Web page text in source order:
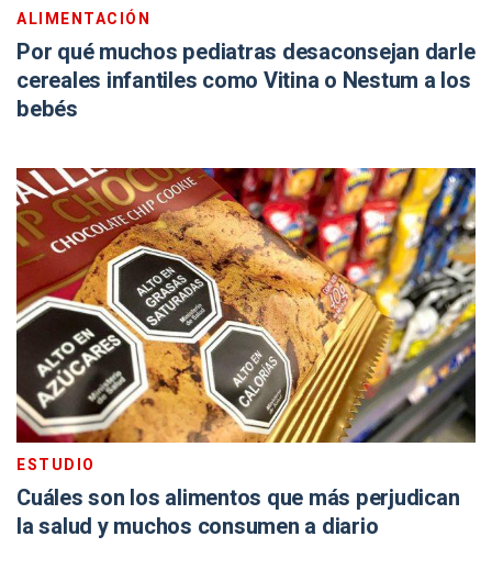
ALIMENTACIÓN
Por qué muchos pediatras desaconsejan darle
cereales infantiles como Vitina o Nestum a los
bebés
ESTUDIO
Cuáles son los alimentos que más perjudican
la salud y muchos consumen a diario